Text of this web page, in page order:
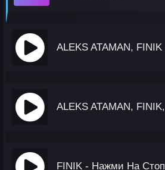
FINIK - Нажми На Стоп